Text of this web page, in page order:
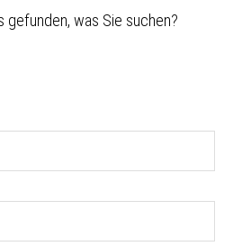
gefunden, was Sie suchen?